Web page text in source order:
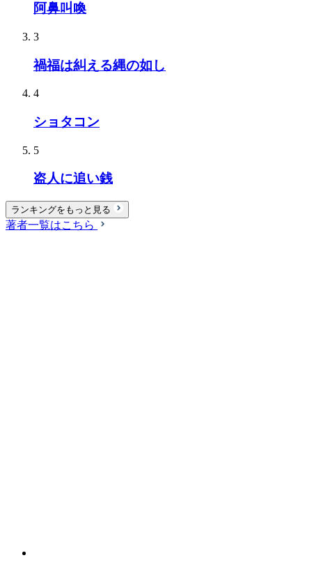
阿鼻叫喚
3
禍福は糾える縄の如し
4
ショタコン
5
盗人に追い銭
ランキングをもっと見る
著者一覧はこちら